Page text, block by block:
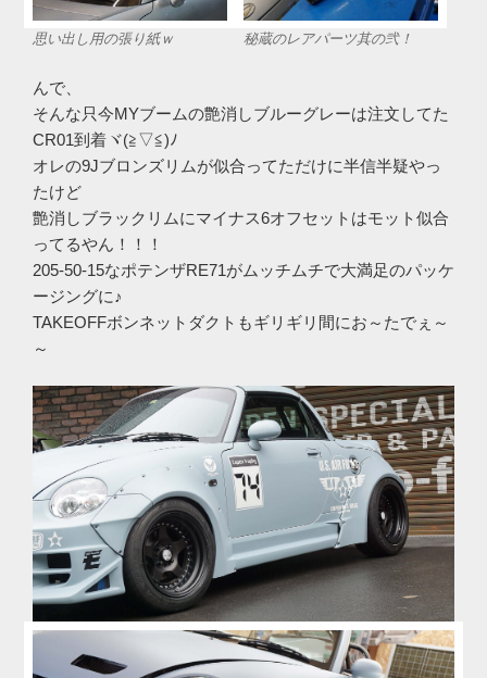
思い出し用の張り紙ｗ 秘蔵のレアパーツ其の弐！
んで、
そんな只今MYブームの艶消しブルーグレーは注文してた
CR01到着ヾ(≧▽≦)ﾉ
オレの9Jブロンズリムが似合ってただけに半信半疑やっ
たけど
艶消しブラックリムにマイナス6オフセットはモット似合
ってるやん！！！
205-50-15なポテンザRE71がムッチムチで大満足のパッケ
ージングに♪
TAKEOFFボンネットダクトもギリギリ間にお～たでぇ～
～